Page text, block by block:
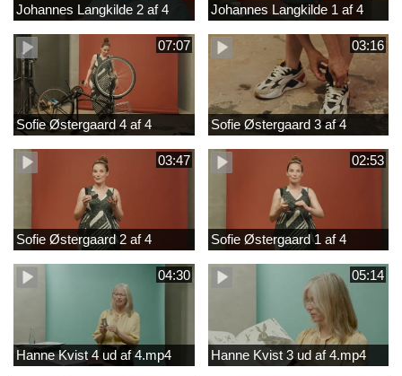
Johannes Langkilde 2 af 4 Johannes Langkilde 1 af 4
07:07
Sofie Østergaard 4 af 4
03:16
Sofie Østergaard 3 af 4
03:47
Sofie Østergaard 2 af 4
02:53
Sofie Østergaard 1 af 4
04:30
Hanne Kvist 4 ud af 4.mp4
05:14
Hanne Kvist 3 ud af 4.mp4